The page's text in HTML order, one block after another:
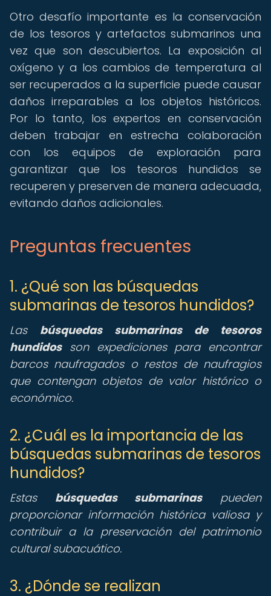
Otro desafío importante es la conservación
de los tesoros y artefactos submarinos una
vez que son descubiertos. La exposición al
oxígeno y a los cambios de temperatura al
ser recuperados a la superficie puede causar
daños irreparables a los objetos históricos.
Por lo tanto, los expertos en conservación
deben trabajar en estrecha colaboración
con los equipos de exploración para
garantizar que los tesoros hundidos se
recuperen y preserven de manera adecuada,
evitando daños adicionales.
Preguntas frecuentes
1. ¿Qué son las búsquedas
submarinas de tesoros hundidos?
Las búsquedas submarinas de tesoros
hundidosson expediciones para encontrar
barcos naufragados o restos de naufragios
que contengan objetos de valor histórico o
económico.
2. ¿Cuál es la importancia de las
búsquedas submarinas de tesoros
hundidos?
Estas búsquedas submarinaspueden
proporcionar información histórica valiosa y
contribuir a la preservación del patrimonio
cultural subacuático.
3. ¿Dónde se realizan